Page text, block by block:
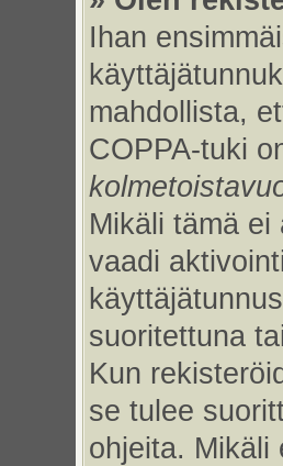
Ihan
mahdollista,
COPPA-tuki
Mikäli tämä
vaadi
suoritettuna
Kun
se tulee
ohjeita. Mikäli